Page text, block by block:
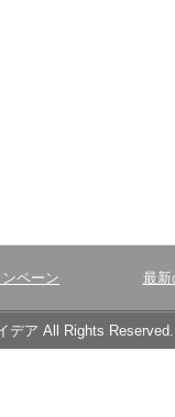
ペーン 最新
デア All Rights Reserved.